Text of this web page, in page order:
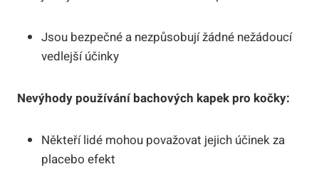
Jsou bezpečné a nezpůsobují žádné nežádoucí
vedlejší účinky
Nevýhody používání bachových kapek pro kočky:
Někteří lidé mohou považovat jejich účinek za
placebo efekt